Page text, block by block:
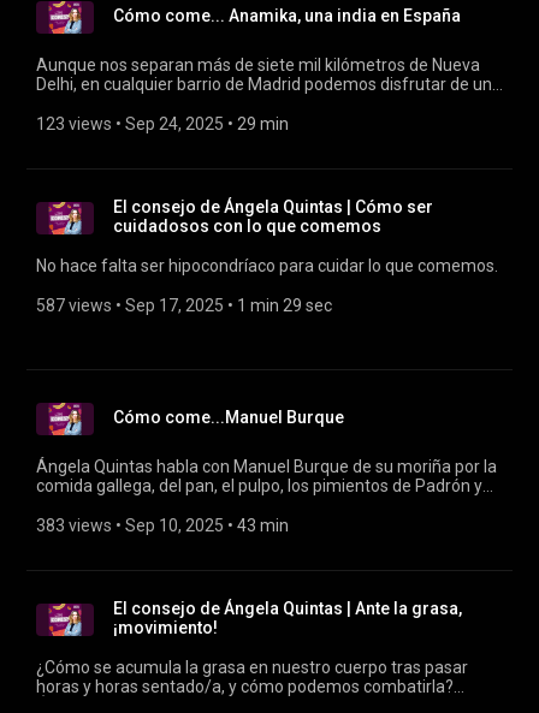
Cómo come... Anamika, una india en España
Aunque nos separan más de siete mil kilómetros de Nueva
Delhi, en cualquier barrio de Madrid podemos disfrutar de una
123 views • Sep 24, 2025 • 29 min
El consejo de Ángela Quintas | Cómo ser
cuidadosos con lo que comemos
No hace falta ser hipocondríaco para cuidar lo que comemos.
587 views • Sep 17, 2025 • 1 min 29 sec
Cómo come...Manuel Burque
Ángela Quintas habla con Manuel Burque de su moriña por la
comida gallega, del pan, el pulpo, los pimientos de Padrón y
ser una persona normal'.
383 views • Sep 10, 2025 • 43 min
El consejo de Ángela Quintas | Ante la grasa,
¡movimiento!
¿Cómo se acumula la grasa en nuestro cuerpo tras pasar
horas y horas sentado/a, y cómo podemos combatirla?